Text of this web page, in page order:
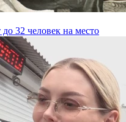
32 человек на место